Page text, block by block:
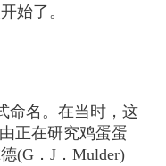
始了。
命名。在当时，这
正在研究鸡蛋蛋
(G．J．Mulder)